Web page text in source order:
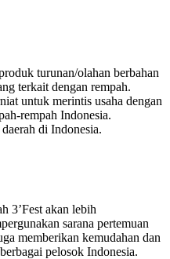
turunan/olahan berbahan
terkait dengan rempah.
untuk merintis usaha dengan
rempah Indonesia.
di Indonesia.
3’Fest akan lebih
sarana pertemuan
memberikan kemudahan dan
pelosok Indonesia.